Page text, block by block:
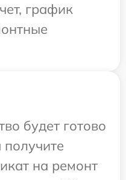
график
будет готово
на ремонт